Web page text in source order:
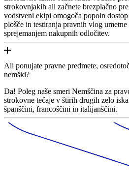
strokovnjakih ali začnete brezplačno
vodstveni ekipi omogoča popoln
plošče in testiranja pravnih vlog umetne
sprejemanjem nakupnih odločitev.
Ali ponujate pravne predmete,
nemški?
Da! Poleg naše smeri Nemščina za
strokovne tečaje v štirih drugih zelo
španščini, francoščini in italijanščini.